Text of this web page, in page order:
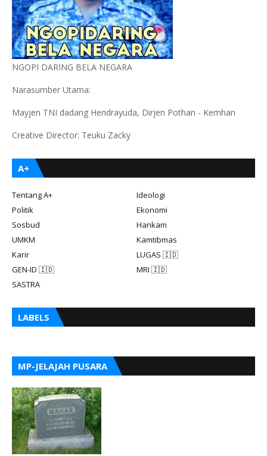
NGOPI DARING BELA NEGARA
Narasumber Utama:
Mayjen TNI dadang Hendrayuda, Dirjen Pothan - Kemhan
Creative Director: Teuku Zacky
A+
Tentang A+
Ideologi
Politik
Ekonomi
Sosbud
Hankam
UMKM
Kamtibmas
Karir
LUGAS 🇮🇩
GEN-ID 🇮🇩
MRI 🇮🇩
SASTRA
LABELS
MP-JELAJAH PUSARA